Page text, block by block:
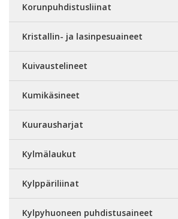
Korunpuhdistusliinat
Kristallin- ja lasinpesuaineet
Kuivaustelineet
Kumikäsineet
Kuurausharjat
Kylmälaukut
Kylppäriliinat
Kylpyhuoneen puhdistusaineet